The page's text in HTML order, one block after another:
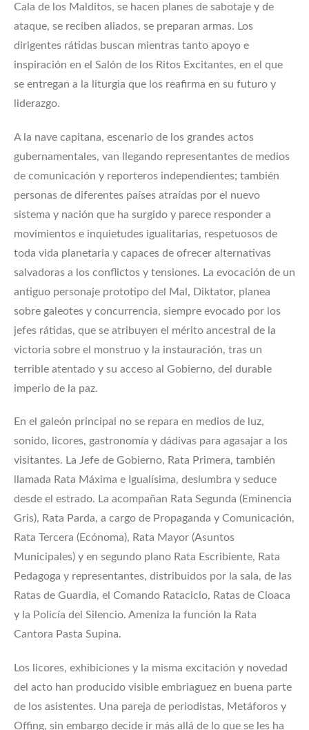
Cala de los Malditos, se hacen planes de sabotaje y de
ataque, se reciben aliados, se preparan armas. Los
dirigentes rátidas buscan mientras tanto apoyo e
inspiración en el Salón de los Ritos Excitantes, en el que
se entregan a la liturgia que los reafirma en su futuro y
liderazgo.
A la nave capitana, escenario de los grandes actos
gubernamentales, van llegando representantes de medios
de comunicación y reporteros independientes; también
personas de diferentes países atraídas por el nuevo
sistema y nación que ha surgido y parece responder a
movimientos e inquietudes igualitarias, respetuosos de
toda vida planetaria y capaces de ofrecer alternativas
salvadoras a los conflictos y tensiones. La evocación de un
antiguo personaje prototipo del Mal, Diktator, planea
sobre galeotes y concurrencia, siempre evocado por los
jefes rátidas, que se atribuyen el mérito ancestral de la
victoria sobre el monstruo y la instauración, tras un
terrible atentado y su acceso al Gobierno, del durable
imperio de la paz.
En el galeón principal no se repara en medios de luz,
sonido, licores, gastronomía y dádivas para agasajar a los
visitantes. La Jefe de Gobierno, Rata Primera, también
llamada Rata Máxima e Igualísima, deslumbra y seduce
desde el estrado. La acompañan Rata Segunda (Eminencia
Gris), Rata Parda, a cargo de Propaganda y Comunicación,
Rata Tercera (Ecónoma), Rata Mayor (Asuntos
Municipales) y en segundo plano Rata Escribiente, Rata
Pedagoga y representantes, distribuidos por la sala, de las
Ratas de Guardia, el Comando Rataciclo, Ratas de Cloaca
y la Policía del Silencio. Ameniza la función la Rata
Cantora Pasta Supina.
Los licores, exhibiciones y la misma excitación y novedad
del acto han producido visible embriaguez en buena parte
de los asistentes. Una pareja de periodistas, Metáforos y
Offing, sin embargo decide ir más allá de lo que se les ha